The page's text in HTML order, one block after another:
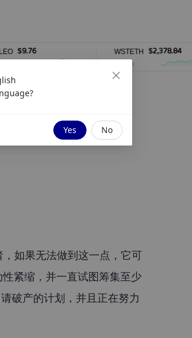
$9.76 WSTETH $2,378.84
0%
如果无法做到这一点，它可
紧缩，并一直试图筹集至少
破产的计划，并且正在努力
Yes No